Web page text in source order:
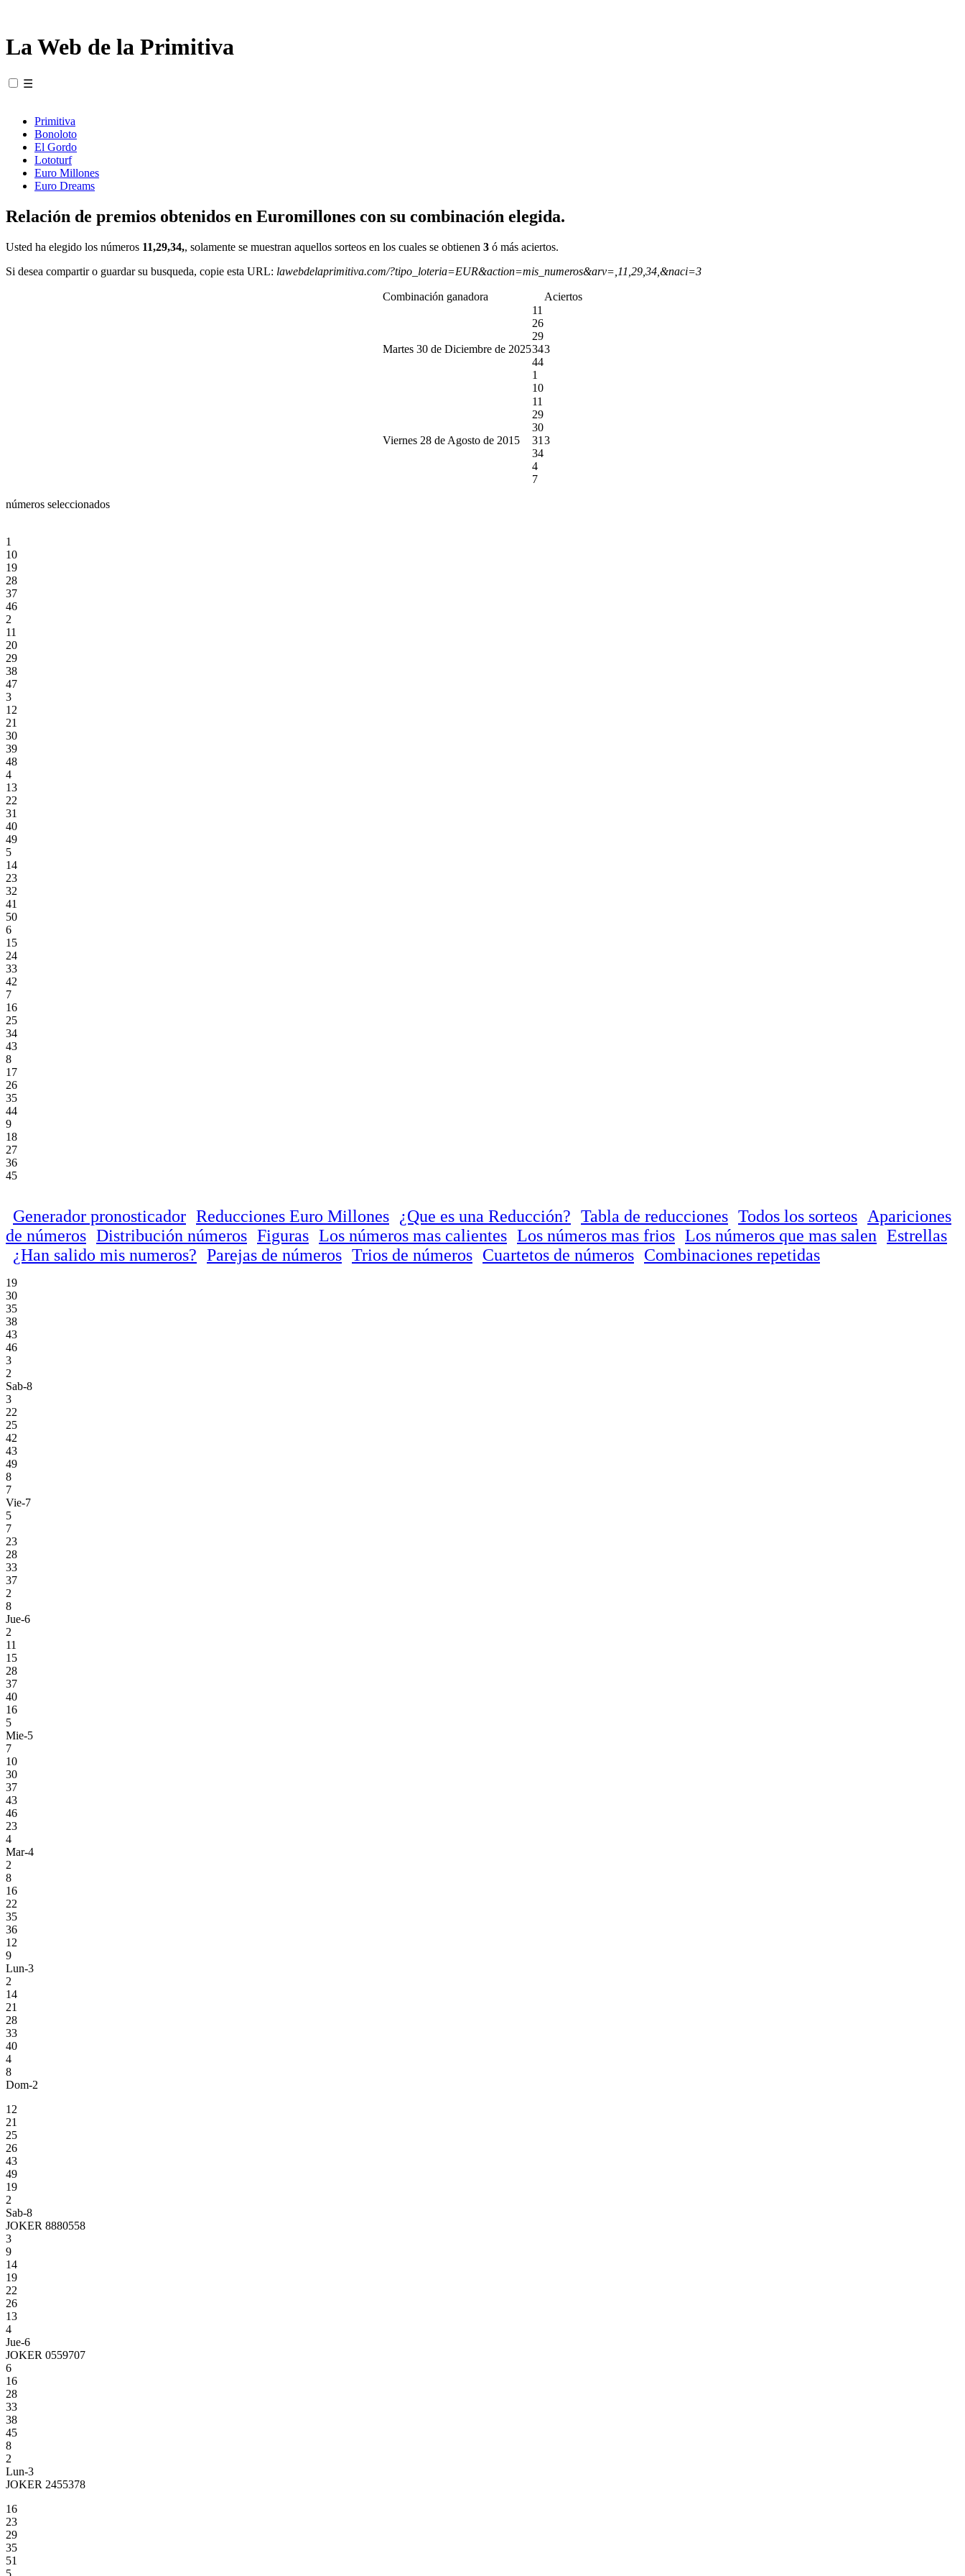
La Web de la Primitiva
☰
Primitiva
Bonoloto
El Gordo
Lototurf
Euro Millones
Euro Dreams
Relación de premios obtenidos en Euromillones con su combinación elegida.
Usted ha elegido los números 11,29,34,, solamente se muestran aquellos sorteos en los cuales se obtienen 3 ó más aciertos.
Si desea compartir o guardar su busqueda, copie esta URL: lawebdelaprimitiva.com/?tipo_loteria=EUR&action=mis_numeros&arv=,11,29,34,&naci=3
Combinación ganadora Aciertos
Martes 30 de Diciembre de 2025
11
26
29
34
44
1
10
3
Viernes 28 de Agosto de 2015
11
29
30
31
34
4
7
3
números seleccionados
1
10
19
28
37
46
2
11
20
29
38
47
3
12
21
30
39
48
4
13
22
31
40
49
5
14
23
32
41
50
6
15
24
33
42
7
16
25
34
43
8
17
26
35
44
9
18
27
36
45
Generador pronosticador Reducciones Euro Millones ¿Que es una Reducción? Tabla de reducciones Todos los sorteos
Apariciones
de números Distribución números Figuras Los números mas calientes Los números mas frios Los números que mas salen Estrellas
¿Han salido mis numeros? Parejas de números Trios de números Cuartetos de números Combinaciones repetidas
19
30
35
38
43
46
3
2
Sab-8
3
22
25
42
43
49
8
7
Vie-7
5
7
23
28
33
37
2
8
Jue-6
2
11
15
28
37
40
16
5
Mie-5
7
10
30
37
43
46
23
4
Mar-4
2
8
16
22
35
36
12
9
Lun-3
2
14
21
28
33
40
4
8
Dom-2
12
21
25
26
43
49
19
2
Sab-8
JOKER 8880558
3
9
14
19
22
26
13
4
Jue-6
JOKER 0559707
6
16
28
33
38
45
8
2
Lun-3
JOKER 2455378
16
23
29
35
51
5